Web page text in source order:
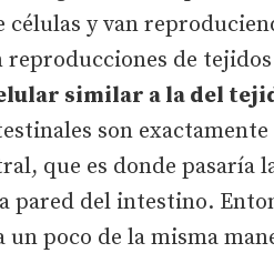
y van
reproducciones de
similar a la del
son
que es donde pasaría
pared del intestino.
poco de la misma